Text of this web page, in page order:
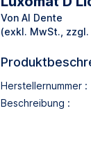
Von Al Dente
(exkl. MwSt., zzgl.
Herstellernummer :
Beschreibung :